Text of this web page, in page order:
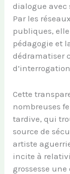
dialogue avec
Par les
publiques,
pédagogie et
dédramatiser
Cette
nombreuses
tardive, qui
source de
artiste
incite à
grossesse